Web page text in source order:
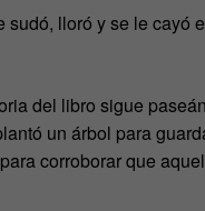
lloró y se le cayó
del libro sigue
un árbol para
corroborar que